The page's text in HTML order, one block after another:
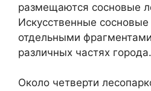
размещаются сосновые
Искусственные сосновые
отдельными
различных частях города.
Около четверти